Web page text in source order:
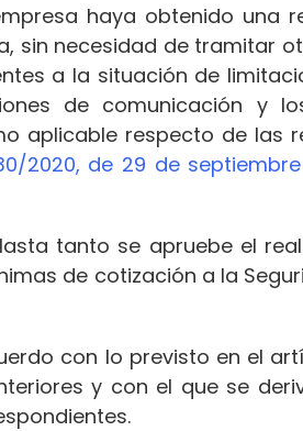
haya obtenido una
sin necesidad de tramitar
a la situación de
de comunicación y
aplicable respecto de las
2020, de 29 de septiembre
tanto se apruebe el
de cotización a la
con lo previsto en el
y con el que se